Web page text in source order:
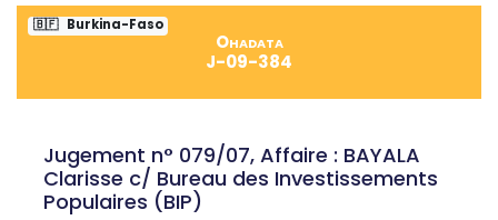
🇧🇫 Burkina-Faso
Ohadata
J-09-384
Jugement n° 079/07, Affaire : BAYALA
Clarisse c/ Bureau des Investissements
Populaires (BIP)